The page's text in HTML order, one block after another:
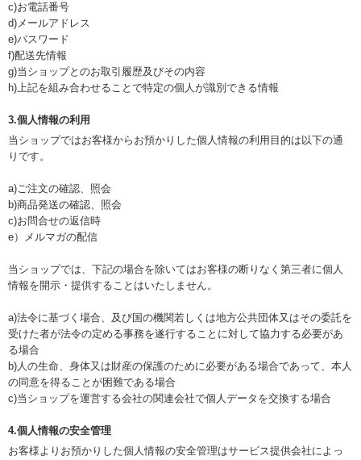
c)お電話番号
d)メールアドレス
e)パスワード
f)配送先情報
g)当ショップとのお取引履歴及びその内容
h)上記を組み合わせることで特定の個人が識別できる情報
3.個人情報の利用
当ショップではお客様からお預かりした個人情報の利用目的は以下の通
りです。
a)ご注文の確認、照会
b)商品発送の確認、照会
c)お問合せの返信時
e）メルマガの配信
当ショップでは、下記の場合を除いてはお客様の断りなく第三者に個人
情報を開示・提供することはいたしません。
a)法令に基づく場合、及び国の機関若しくは地方公共団体又はその委託を
受けた者が法令の定める事務を遂行することに対して協力する必要があ
る場合
b)人の生命、身体又は財産の保護のために必要がある場合であって、本人
の同意を得ることが困難である場合
c)当ショップを運営する会社の関連会社で個人データを交換する場合
4.個人情報の安全管理
お客様よりお預かりした個人情報の安全管理はサービス提供会社によっ